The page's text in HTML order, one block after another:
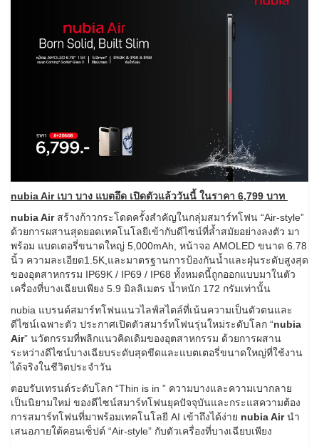
nubia Air เบา บาง แบตอึด เปิดตัวแล้ววันนี้ ในราคา 6,799 บาท
nubia Airสร้างก้าวกระโดดครั้งสำคัญในกลุ่มสมาร์ทโฟน “Air-style”
ด้วยการผสานสุดยอดเทคโนโลยีเข้ากับดีไซน์ที่ล้ำสมัยอย่างลงตัว มา
พร้อม แบตเตอรี่ขนาดใหญ่ 5,000mAh, หน้าจอ AMOLED ขนาด 6.78
นิ้ว ความละเอียด1.5K,และมาตรฐานการป้องกันน้ำและฝุ่นระดับสูงสุด
ของอุตสาหกรรม IP69K / IP69 / IP68 ทั้งหมดนี้ถูกออกแบบมาในตัว
เครื่องที่บางเฉียบเพียง 5.9 มิลลิเมตร น้ำหนัก 172 กรัมเท่านั้น
nubia แบรนด์สมาร์ทโฟนแนวไลฟ์สไตล์ที่เน้นความเป็นตัวตนและ
ดีไซน์เฉพาะตัว ประกาศเปิดตัวสมาร์ทโฟนรุ่นใหม่ระดับโลก “nubia
Air” นวัตกรรมที่พลิกแนวคิดเดิมของอุตสาหกรรม ด้วยการผสาน
ระหว่างดีไซน์บางเฉียบระดับสุดขีดและแบตเตอรี่ขนาดใหญ่ที่ใช้งาน
ได้จริงในชีวิตประจำวัน
ตอบรับเทรนด์ระดับโลก “Thin is in ” ความบางและความเบากลาย
เป็นนิยามใหม่ ของดีไซน์สมาร์ทโฟนยุคปัจจุบันและกระแสความต้อง
การสมาร์ทโฟนที่มาพร้อมเทคโนโลยี AI เข้าถึงได้ง่าย nubia Airนำ
เสนอภายใต้คอนเซ็ปต์ “Air-style” กับตัวเครื่องที่บางเฉียบเพียง